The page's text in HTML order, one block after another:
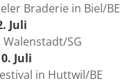
Braderie in Biel/BE
Juli
SG
Juli
in Huttwil/BE